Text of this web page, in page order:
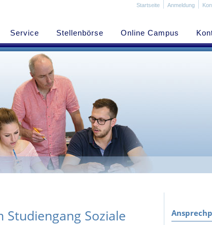
Startseite Anmeldung
Service Stellenbörse Online Campus
Soziale